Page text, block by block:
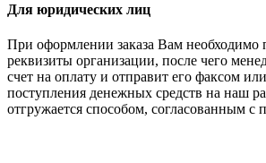
Для юридических лиц
При оформлении заказа Вам необходимо
реквизиты организации, после чего
счет на оплату и отправит его факсом
поступления денежных средств на наш
отгружается способом, согласованным с